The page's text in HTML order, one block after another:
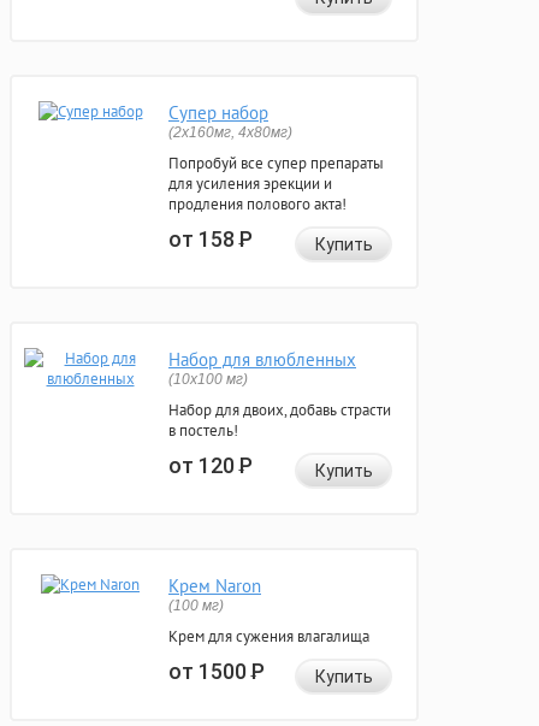
Супер набор
(2х160мг, 4х80мг)
Попробуй все супер препараты
для усиления эрекции и
продления полового акта!
от 158Р Купить
Набор для влюбленных
(10х100 мг)
Набор для двоих, добавь страсти
в постель!
от 120Р Купить
Крем Naron
(100 мг)
Крем для сужения влагалища
от 1500Р Купить